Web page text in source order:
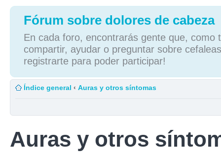
Fórum sobre dolores de cabeza
En cada foro, encontrarás gente que, como
compartir, ayudar o preguntar sobre
registrarte para poder participar!
Índice general ‹ Auras y otros síntomas
Auras y otros